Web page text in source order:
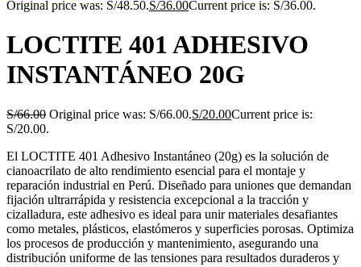
Original price was: S/48.50.S/36.00Current price is: S/36.00.
LOCTITE 401 ADHESIVO
INSTANTÁNEO 20G
S/66.00 Original price was: S/66.00.S/20.00Current price is:
S/20.00.
El LOCTITE 401 Adhesivo Instantáneo (20g) es la solución de
cianoacrilato de alto rendimiento esencial para el montaje y
reparación industrial en Perú. Diseñado para uniones que demandan
fijación ultrarrápida y resistencia excepcional a la tracción y
cizalladura, este adhesivo es ideal para unir materiales desafiantes
como metales, plásticos, elastómeros y superficies porosas. Optimiza
los procesos de producción y mantenimiento, asegurando una
distribución uniforme de las tensiones para resultados duraderos y